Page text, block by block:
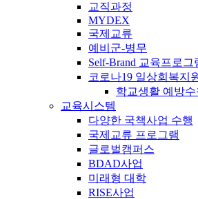
교직과정
MYDEX
국제교류
예비군-병무
Self-Brand 교육프로그
코로나19 일상회복지
학교생활 예방
교육시스템
다양한 국책사업 수행
국제교류 프로그램
글로벌캠퍼스
BDAD사업
미래형 대학
RISE사업